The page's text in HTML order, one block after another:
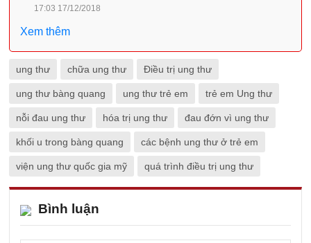
17:03 17/12/2018
Xem thêm
ung thư chữa ung thư Điều trị ung thư
ung thư bàng quang ung thư trẻ em trẻ em Ung thư
nỗi đau ung thư hóa trị ung thư đau đớn vì ung thư
khối u trong bàng quang các bệnh ung thư ở trẻ em
viện ung thư quốc gia mỹ quá trình điều trị ung thư
Bình luận